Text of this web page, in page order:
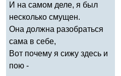
И на самом деле, я был
несколько смущен.
Она должна разобраться
сама в себе,
Вот почему я сижу здесь и
пою -